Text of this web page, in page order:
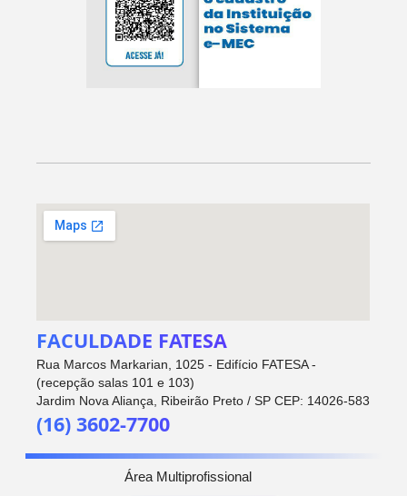
FACULDADE FATESA
Rua Marcos Markarian, 1025 - Edifício FATESA -
(recepção salas 101 e 103)
Jardim Nova Aliança, Ribeirão Preto / SP CEP: 14026-583
(16) 3602-7700
Área Multiprofissional